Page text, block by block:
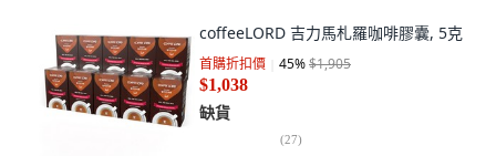
coffeeLORD 吉力馬札羅咖啡膠囊, 5克
首購折扣價 45%$1,905
$1,038
缺貨
(27)